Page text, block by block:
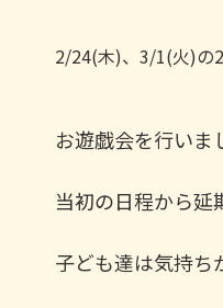
2/24(木)、3/1(火)の
お遊戯会を行いま
当初の日程から延
子ども達は気持ち